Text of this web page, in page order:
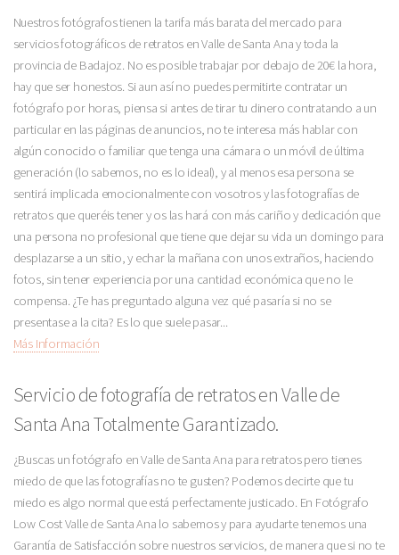
Nuestros fotógrafos tienen la tarifa más barata del mercado para
servicios fotográficos de retratos en Valle de Santa Ana y toda la
provincia de Badajoz. No es posible trabajar por debajo de 20€ la hora,
hay que ser honestos. Si aun así no puedes permitirte contratar un
fotógrafo por horas, piensa si antes de tirar tu dinero contratando a un
particular en las páginas de anuncios, no te interesa más hablar con
algún conocido o familiar que tenga una cámara o un móvil de última
generación (lo sabemos, no es lo ideal), y al menos esa persona se
sentirá implicada emocionalmente con vosotros y las fotografías de
retratos que queréis tener y os las hará con más cariño y dedicación que
una persona no profesional que tiene que dejar su vida un domingo para
desplazarse a un sitio, y echar la mañana con unos extraños, haciendo
fotos, sin tener experiencia por una cantidad económica que no le
compensa. ¿Te has preguntado alguna vez qué pasaría si no se
presentase a la cita? Es lo que suele pasar...
Más Información
Servicio de fotografía de retratos en Valle de
Santa Ana Totalmente Garantizado.
¿Buscas un fotógrafo en Valle de Santa Ana para retratos pero tienes
miedo de que las fotografías no te gusten? Podemos decirte que tu
miedo es algo normal que está perfectamente justicado. En Fotógrafo
Low Cost Valle de Santa Ana lo sabemos y para ayudarte tenemos una
Garantía de Satisfacción sobre nuestros servicios, de manera que si no te